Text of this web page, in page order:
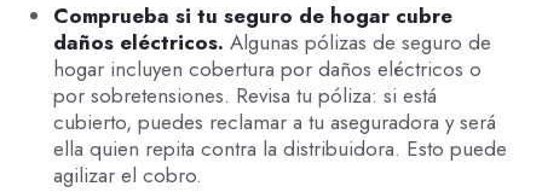
Comprueba si tu seguro de hogar cubre
daños eléctricos. Algunas pólizas de seguro de
hogar incluyen cobertura por daños eléctricos o
por sobretensiones. Revisa tu póliza: si está
cubierto, puedes reclamar a tu aseguradora y será
ella quien repita contra la distribuidora. Esto puede
agilizar el cobro.